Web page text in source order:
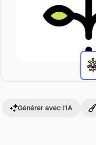
Générer avec l’IA